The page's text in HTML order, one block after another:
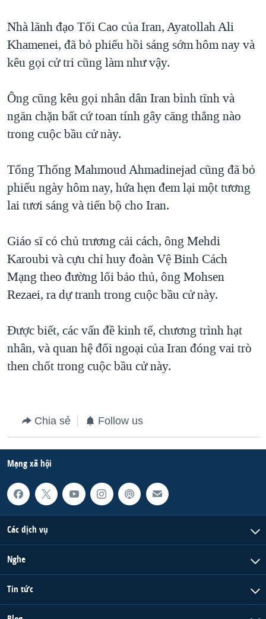
TRỊNH VĨNH BÌNH VS. CHÍNH PHỦ VIỆT NAM
NGƯ DÂN VIỆT VÀ LÀN SÓNG TRỘM HẢI SÂM
QUAN HỆ VIỆT MỸ
Nhà lãnh đạo Tối Cao của Iran, Ayatollah Ali
Khamenei, đã bỏ phiếu hồi sáng sớm hôm nay và
kêu gọi cử tri cũng làm như vậy.
Ông cũng kêu gọi nhân dân Iran bình tĩnh và
ngăn chặn bất cứ toan tính gây căng thẳng nào
trong cuộc bầu cử này.
Tổng Thống Mahmoud Ahmadinejad cũng đã bỏ
phiếu ngày hôm nay, hứa hẹn đem lại một tương
lai tươi sáng và tiến bộ cho Iran.
Giáo sĩ có chủ trương cải cách, ông Mehdi
Karoubi và cựu chỉ huy đoàn Vệ Binh Cách
Mạng theo đường lối bảo thủ, ông Mohsen
Rezaei, ra dự tranh trong cuộc bầu cử này.
Ðược biết, các vấn đề kinh tế, chương trình hạt
nhân, và quan hệ đối ngoại của Iran đóng vai trò
then chốt trong cuộc bầu cử này.
Chia sẻ Follow us
Mạng xã hội
Các dịch vụ
Nghe
Tin tức